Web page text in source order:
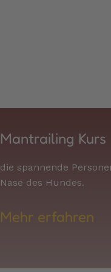
Mantrailing Kurs
die spannende
Nase des Hundes.
Mehr erfahren​​